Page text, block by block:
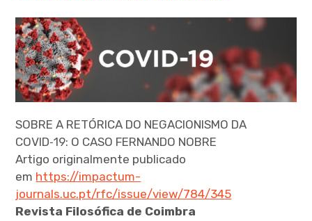
child
menu
SOBRE A RETÓRICA DO NEGACIONISMO DA
COVID‑19: O CASO FERNANDO NOBRE
Artigo originalmente publicado
em https://impactum-
journals.uc.pt/rfc/issue/view/784/345
Revista Filosófica de Coimbra